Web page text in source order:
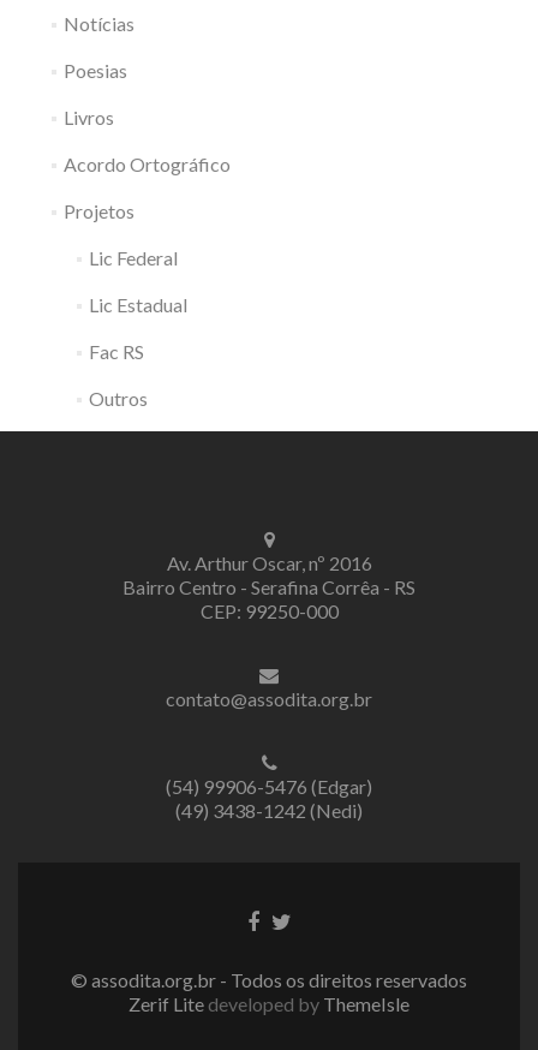
Notícias
Poesias
Livros
Acordo Ortográfico
Projetos
Lic Federal
Lic Estadual
Fac RS
Outros
Av. Arthur Oscar, nº 2016
Bairro Centro - Serafina Corrêa - RS
CEP: 99250-000
contato@assodita.org.br
(54) 99906-5476 (Edgar)
(49) 3438-1242 (Nedi)
LinkLink
© assodita.org.br - Todos os direitos reservados
Zerif Lite developed by ThemeIsle